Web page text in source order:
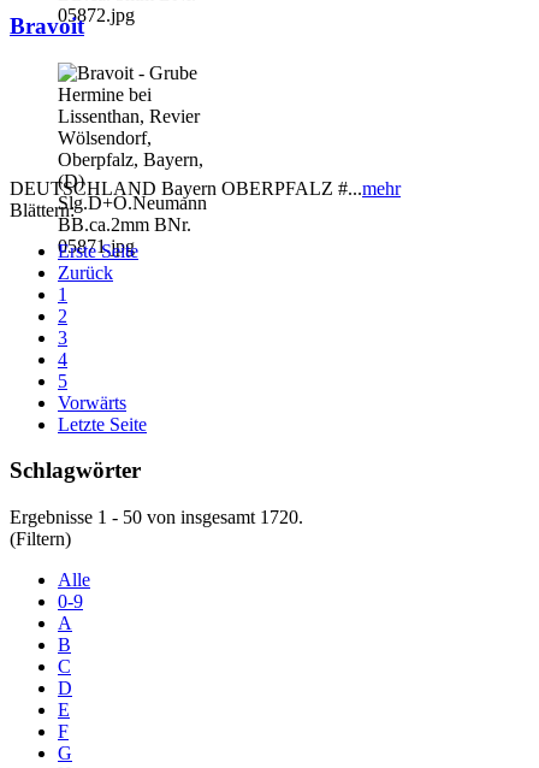
Bravoit
DEUTSCHLAND Bayern OBERPFALZ #...mehr
Blättern:
Erste Seite
Zurück
1
2
3
4
5
Vorwärts
Letzte Seite
Schlagwörter
Ergebnisse 1 - 50 von insgesamt 1720.
(Filtern)
Alle
0-9
A
B
C
D
E
F
G